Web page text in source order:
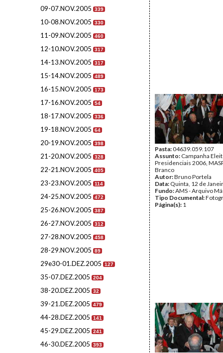
09-07.NOV.2005 339
10-08.NOV.2005 330
11-09.NOV.2005 460
12-10.NOV.2005 317
14-13.NOV.2005 317
15-14.NOV.2005 489
16-15.NOV.2005 173
17-16.NOV.2005 54
18-17.NOV.2005 336
19-18.NOV.2005 64
20-19.NOV.2005 398
21-20.NOV.2005 328
22-21.NOV.2005 405
23-23.NOV.2005 114
24-25.NOV.2005 472
25-26.NOV.2005 387
26-27.NOV.2005 312
27-28.NOV.2005 458
28-29.NOV.2005 89
29e30-01.DEZ.2005 127
35-07.DEZ.2005 204
38-20.DEZ.2005 32
39-21.DEZ.2005 479
44-28.DEZ.2005 141
45-29.DEZ.2005 241
46-30.DEZ.2005 393
Pasta:04639.059.107
Assunto: Campanha
Presidenciais 2006,
Branco
Autor:Bruno Portela
Data: Quinta, 12 de
Fundo:AMS - Arquivo
Tipo Documental:
Página(s): 1